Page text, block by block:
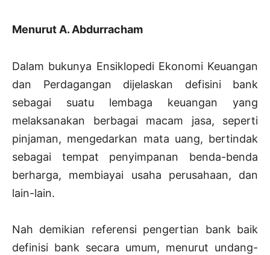
Menurut A. Abdurracham
Dalam bukunya Ensiklopedi Ekonomi Keuangan
dan Perdagangan dijelaskan defisini bank
sebagai suatu lembaga keuangan yang
melaksanakan berbagai macam jasa, seperti
pinjaman, mengedarkan mata uang, bertindak
sebagai tempat penyimpanan benda-benda
berharga, membiayai usaha perusahaan, dan
lain-lain.
Nah demikian referensi pengertian bank baik
definisi bank secara umum, menurut undang-